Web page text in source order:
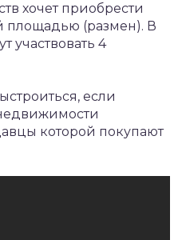
хочет приобрести
площадью (размен). В
участвовать 4
если
которой покупают